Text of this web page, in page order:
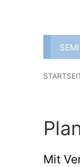
Mit